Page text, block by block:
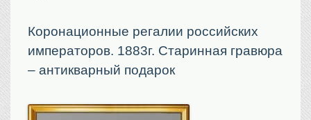
Портреты царской семьи
Старинные планы городов
Санкт-Петербург
Коронационные регалии российских
императоров. 1883г. Старинная гравюра
– антикварный подарок